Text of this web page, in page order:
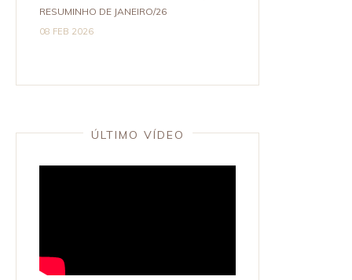
RESUMINHO DE JANEIRO/26
08 FEB 2026
ÚLTIMO VÍDEO